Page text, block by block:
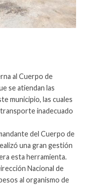
al Cuerpo de
se atiendan las
municipio, las cuales
inadecuado
del Cuerpo de
una gran gestión
esta herramienta.
Nacional de
al organismo de